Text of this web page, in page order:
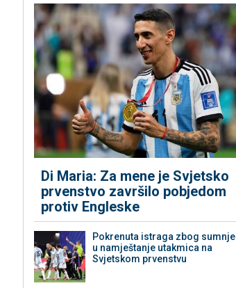
Di Maria: Za mene je Svjetsko
prvenstvo završilo pobjedom
protiv Engleske
Pokrenuta istraga zbog sumnje
u namještanje utakmica na
Svjetskom prvenstvu